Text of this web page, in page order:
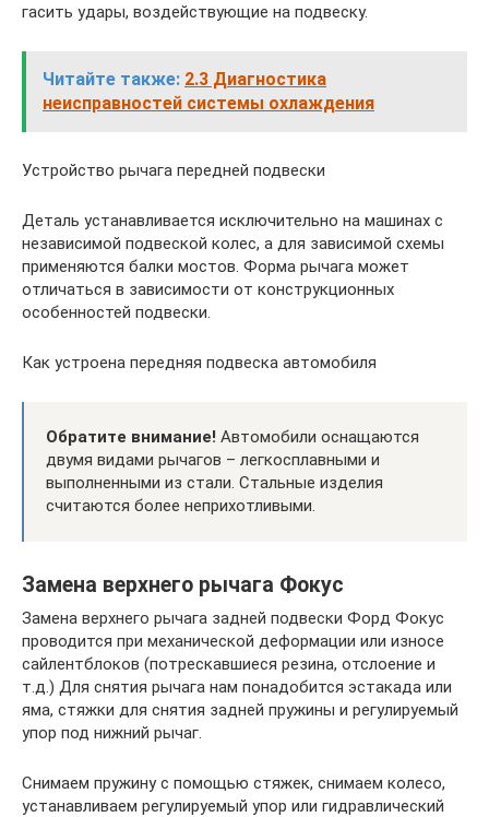
гасить удары, воздействующие на подвеску.
Читайте также: 2.3 Диагностика
неисправностей системы охлаждения
Устройство рычага передней подвески
Деталь устанавливается исключительно на машинах с
независимой подвеской колес, а для зависимой схемы
применяются балки мостов. Форма рычага может
отличаться в зависимости от конструкционных
особенностей подвески.
Как устроена передняя подвеска автомобиля
Обратите внимание! Автомобили оснащаются
двумя видами рычагов – легкосплавными и
выполненными из стали. Стальные изделия
считаются более неприхотливыми.
Замена верхнего рычага Фокус
Замена верхнего рычага задней подвески Форд Фокус
проводится при механической деформации или износе
сайлентблоков (потрескавшиеся резина, отслоение и
т.д.) Для снятия рычага нам понадобится эстакада или
яма, стяжки для снятия задней пружины и регулируемый
упор под нижний рычаг.
Снимаем пружину с помощью стяжек, снимаем колесо,
устанавливаем регулируемый упор или гидравлический